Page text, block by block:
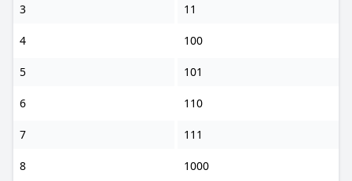
3 11
4 100
5 101
6 110
7 111
8 1000